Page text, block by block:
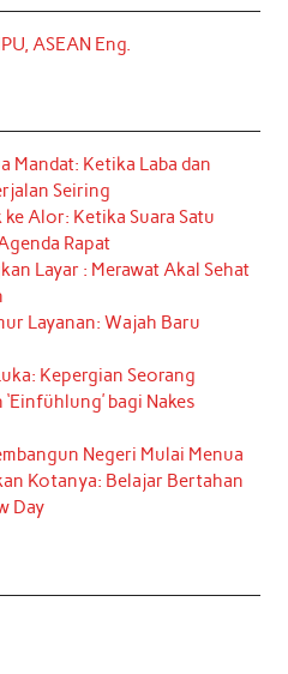
ASEAN Eng.
Mandat: Ketika Laba dan
Seiring
Alor: Ketika Suara Satu
Rapat
Layar : Merawat Akal Sehat
Layanan: Wajah Baru
Kepergian Seorang
bagi Nakes
Negeri Mulai Menua
Kotanya: Belajar Bertahan
Day